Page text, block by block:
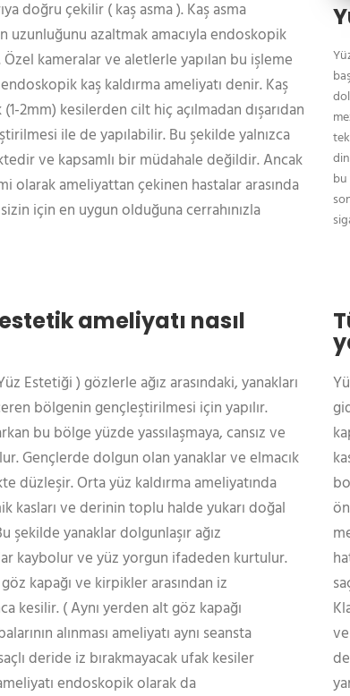
doğru çekilir ( kaş asma ). Kaş asma
uzunluğunu azaltmak amacıyla endoskopik
kameralar ve aletlerle yapılan bu işleme
kaş kaldırma ameliyatı denir. Kaş
2mm) kesilerden cilt hiç açılmadan dışarıdan
ile de yapılabilir. Bu şekilde yalnızca
ve kapsamlı bir müdahale değildir. Ancak
olarak ameliyattan çekinen hastalar arasında
için en uygun olduğuna cerrahınızla
ameliyatı nasıl
Estetiği ) gözlerle ağız arasındaki, yanakları
bölgenin gençleştirilmesi için yapılır.
bu bölge yüzde yassılaşmaya, cansız ve
Gençlerde dolgun olan yanaklar ve elmacık
düzleşir. Orta yüz kaldırma ameliyatında
kasları ve derinin toplu halde yukarı doğal
şekilde yanaklar dolgunlaşır ağız
kaybolur ve yüz yorgun ifadeden kurtulur.
kapağı ve kirpikler arasından iz
kesilir. ( Aynı yerden alt göz kapağı
alınması ameliyatı aynı seansta
deride iz bırakmayacak ufak kesiler
endoskopik olarak da